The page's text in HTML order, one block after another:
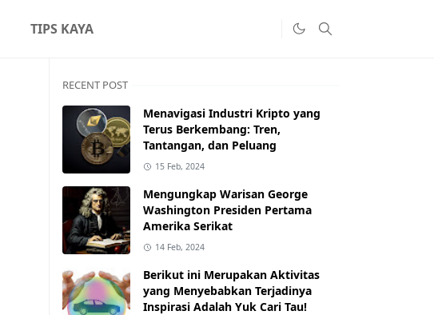
TIPS KAYA
RECENT POST
Menavigasi Industri Kripto yang
Terus Berkembang: Tren,
Tantangan, dan Peluang
15 Feb, 2024
Mengungkap Warisan George
Washington Presiden Pertama
Amerika Serikat
14 Feb, 2024
Berikut ini Merupakan Aktivitas
yang Menyebabkan Terjadinya
Inspirasi Adalah Yuk Cari Tau!